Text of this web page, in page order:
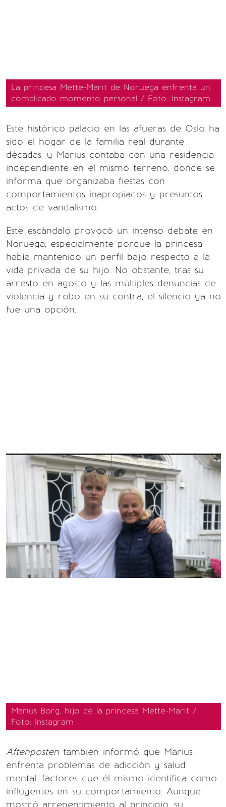
La princesa Mette-Marit de Noruega enfrenta un
complicado momento personal / Foto: Instagram
Este histórico palacio en las afueras de Oslo ha
sido el hogar de la familia real durante
décadas, y Marius contaba con una residencia
independiente en el mismo terreno, donde se
informa que organizaba fiestas con
comportamientos inapropiados y presuntos
actos de vandalismo.
Este escándalo provocó un intenso debate en
Noruega, especialmente porque la princesa
había mantenido un perfil bajo respecto a la
vida privada de su hijo. No obstante, tras su
arresto en agosto y las múltiples denuncias de
violencia y robo en su contra, el silencio ya no
fue una opción.
Marius Borg, hijo de la princesa Mette-Marit /
Foto: Instagram
Aftenposten también informó que Marius
enfrenta problemas de adicción y salud
mental, factores que él mismo identifica como
influyentes en su comportamiento. Aunque
mostró arrepentimiento al principio, su